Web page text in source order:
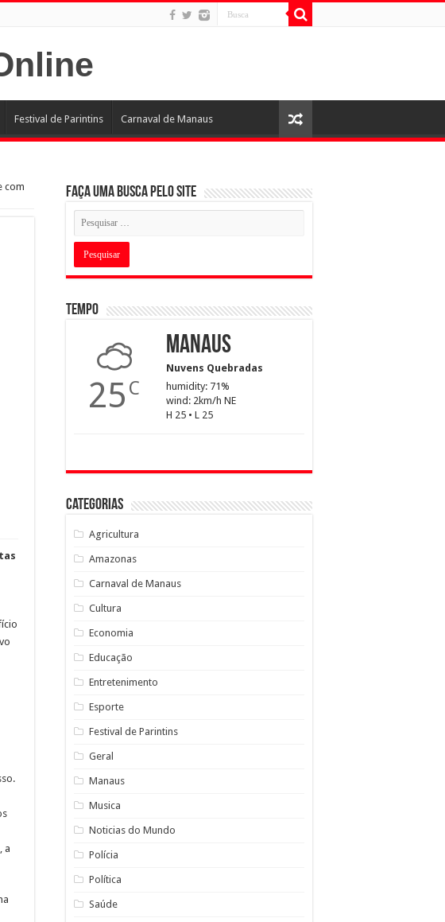
Festival de Parintins Carnaval de Manaus
com
a
Faça uma busca pelo Site
Tempo
25 C
Manaus
Nuvens Quebradas
humidity: 71%
wind: 2km/h NE
H 25 • L 25
Categorias
Agricultura
Amazonas
Carnaval de Manaus
Cultura
Economia
Educação
Entretenimento
Esporte
Festival de Parintins
Geral
Manaus
Musica
Noticias do Mundo
Polícia
Política
Saúde